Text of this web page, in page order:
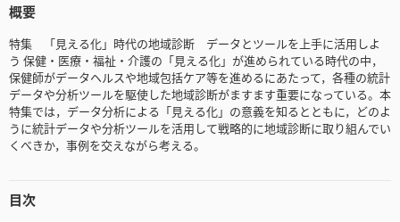
概要
特集 「見える化」時代の地域診断 データとツールを上手に活用しよ
う 保健・医療・福祉・介護の「見える化」が進められている時代の中，
保健師がデータヘルスや地域包括ケア等を進めるにあたって，各種の統計
データや分析ツールを駆使した地域診断がますます重要になっている。本
特集では，データ分析による「見える化」の意義を知るとともに，どのよ
うに統計データや分析ツールを活用して戦略的に地域診断に取り組んでい
くべきか，事例を交えながら考える。
目次